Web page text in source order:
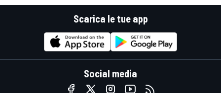
Scarica le tue app
Social media